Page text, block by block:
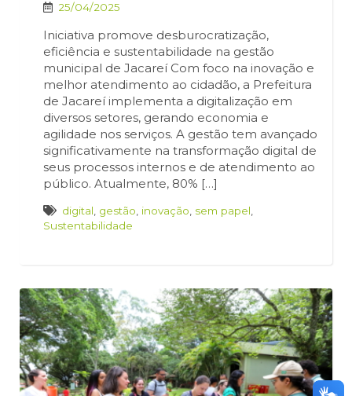
25/04/2025
Iniciativa promove desburocratização,
eficiência e sustentabilidade na gestão
municipal de Jacareí Com foco na inovação e
melhor atendimento ao cidadão, a Prefeitura
de Jacareí implementa a digitalização em
diversos setores, gerando economia e
agilidade nos serviços. A gestão tem avançado
significativamente na transformação digital de
seus processos internos e de atendimento ao
público. Atualmente, 80% […]
digital gestão inovação sem papel
Sustentabilidade